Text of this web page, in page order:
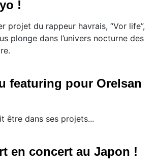
!
projet du rappeur havrais, “Vor life”,
plonge dans l’univers nocturne des
featuring pour Orelsan
être dans ses projets...
en concert au Japon !